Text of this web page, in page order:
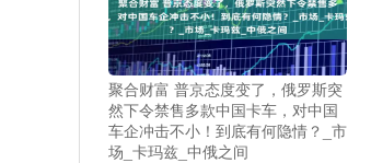
聚合财富 普京态度变了，俄罗斯突
然下令禁售多款中国卡车，对中国
车企冲击不小！到底有何隐情？_市
场_卡玛兹_中俄之间